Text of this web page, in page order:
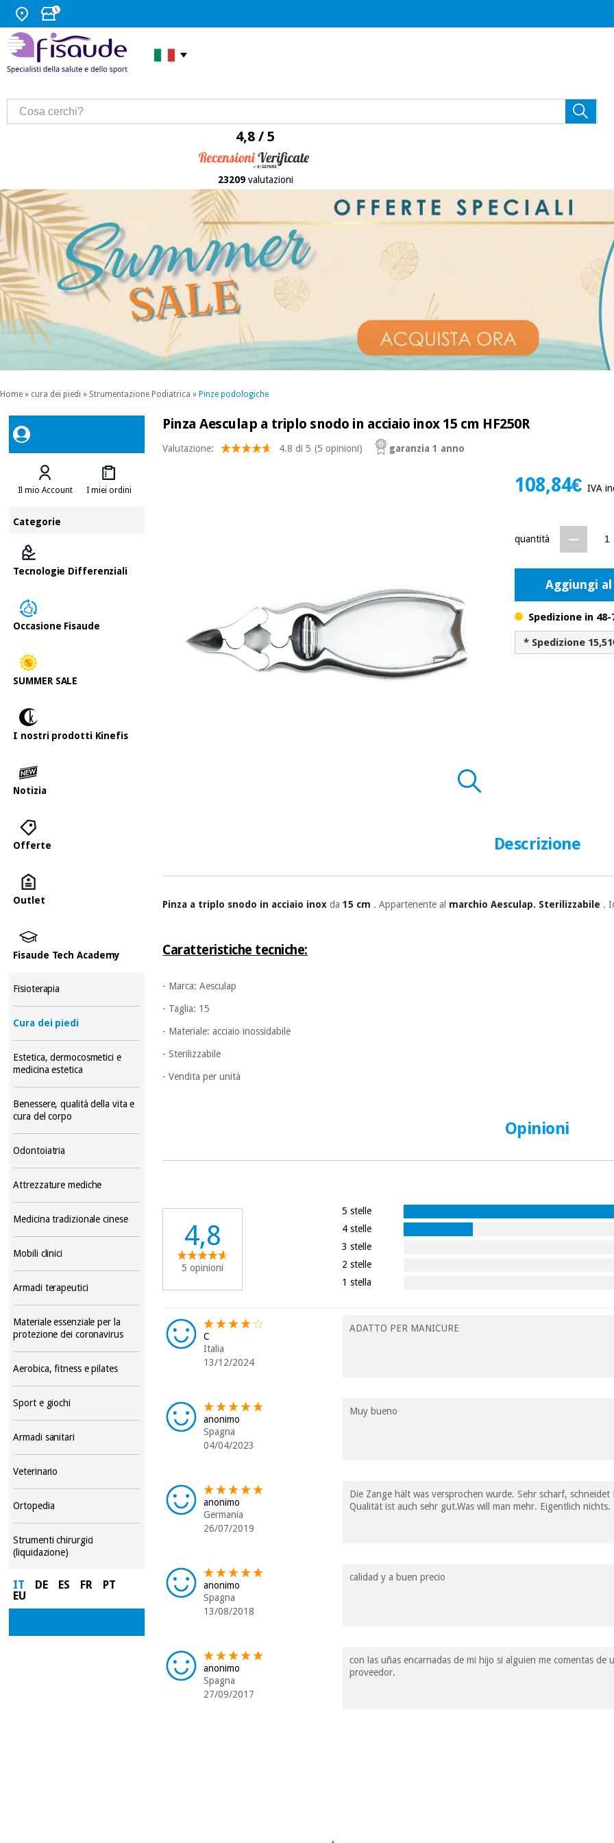
4,8 / 5
23209valutazioni
Home » cura dei piedi » Strumentazione Podiatrica » Pinze podologiche
Il mio Account I miei ordini
Categorie
Tecnologie Differenziali
Occasione Fisaude
SUMMER SALE
I nostri prodotti Kinefis
Notizia
Offerte
Outlet
Fisaude Tech Academy
Fisioterapia
Cura dei piedi
Estetica, dermocosmetici e
medicina estetica
Benessere, qualità della vita e
cura del corpo
Odontoiatria
Attrezzature mediche
Medicina tradizionale cinese
Mobili clinici
Armadi terapeutici
Materiale essenziale per la
protezione dei coronavirus
Aerobica, fitness e pilates
Sport e giochi
Armadi sanitari
Veterinario
Ortopedia
Strumenti chirurgici
(liquidazione)
IT DE ES FR
PT
EU
Pinza Aesculap a triplo snodo in acciaio inox 15 cm HF250R
Valutazione: 4.8 di 5 (5 opinioni) garanzia 1 anno
108,84€IVA
quantità
Aggiungi
Spedizione in
* Spedizione
Descrizione
Pinza a triplo snodo in acciaio inox da15 cm . Appartenente al marchio Aesculap. Sterilizzabile .
Caratteristiche tecniche:
- Marca: Aesculap
- Taglia: 15
- Materiale: acciaio inossidabile
- Sterilizzabile
- Vendita per unità
Opinioni
4,8
5 opinioni
5 stelle
4 stelle
3 stelle
2 stelle
1 stella
C
Italia
13/12/2024
ADATTO PER MANICURE
anonimo
Spagna
04/04/2023
Muy bueno
anonimo
Germania
26/07/2019
Die Zange hält was versprochen wurde. Sehr scharf,
Qualität ist auch sehr gut.Was will man mehr. Eigentlich
anonimo
Spagna
13/08/2018
calidad y a buen precio
anonimo
Spagna
27/09/2017
con las uñas encarnadas de mi hijo si alguien me comentas de
proveedor.